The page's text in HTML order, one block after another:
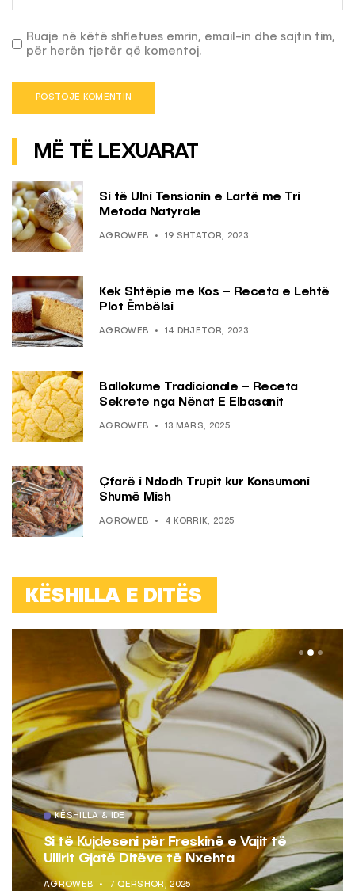
Ruaje në këtë shfletues emrin, email-in dhe sajtin tim,
për herën tjetër që komentoj.
MË TË LEXUARAT
Si të Ulni Tensionin e Lartë me Tri
Metoda Natyrale
AGROWEB 19 SHTATOR, 2023
Kek Shtëpie me Kos – Receta e Lehtë
Plot Ëmbëlsi
AGROWEB 14 DHJETOR, 2023
Ballokume Tradicionale – Receta
Sekrete nga Nënat E Elbasanit
AGROWEB 13 MARS, 2025
Çfarë i Ndodh Trupit kur Konsumoni
Shumë Mish
AGROWEB 4 KORRIK, 2025
KËSHILLA E DITËS
KËSHILLA & IDE
Si të Kujdeseni për Freskinë e Vajit të
Ullirit Gjatë Ditëve të Nxehta
AGROWEB 7 QERSHOR, 2025